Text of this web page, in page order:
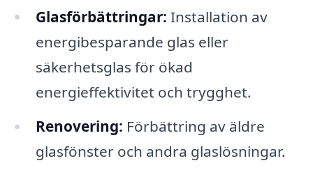
Glasförbättringar: Installation av
energibesparande glas eller
säkerhetsglas för ökad
energieffektivitet och trygghet.
Renovering: Förbättring av äldre
glasfönster och andra glaslösningar.